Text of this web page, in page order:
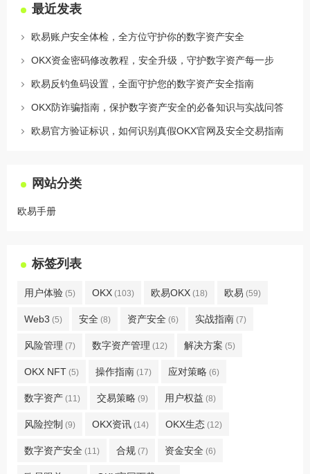
最近发表
欧易账户安全体检，全方位守护你的数字资产安全
OKX资金密码修改教程，安全升级，守护数字资产每一步
欧易反钓鱼码设置，全面守护您的数字资产安全指南
OKX防诈骗指南，保护数字资产安全的必备知识与实战问答
欧易官方验证标识，如何识别真假OKX官网及安全交易指南
网站分类
欧易手册
标签列表
用户体验 (5) OKX (103) 欧易OKX (18) 欧易 (59)
Web3 (5) 安全 (8) 资产安全 (6) 实战指南 (7)
风险管理 (7) 数字资产管理 (12) 解决方案 (5)
OKX NFT (5) 操作指南 (17) 应对策略 (6)
数字资产 (11) 交易策略 (9) 用户权益 (8)
风险控制 (9) OKX资讯 (14) OKX生态 (12)
数字资产安全 (11) 合规 (7) 资金安全 (6)